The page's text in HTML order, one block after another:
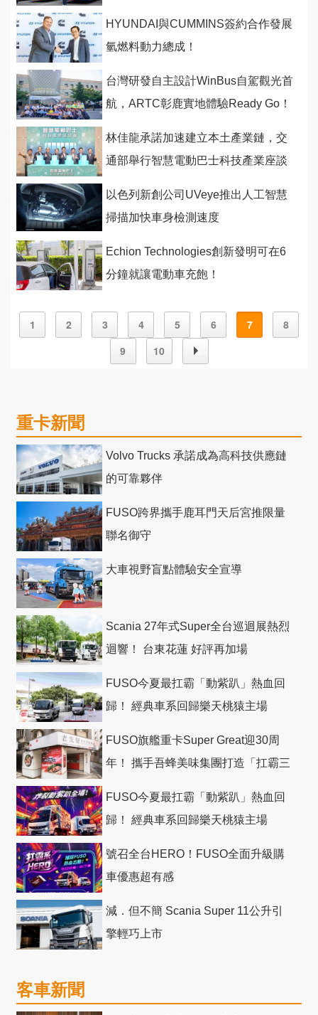
HYUNDAI與CUMMINS簽約合作發展
氫燃料動力總成！
台灣研發自主設計WinBus自駕觀光首
航，ARTC彰鹿實地體驗Ready Go！
林佳龍承諾加速建立本土產業鏈，交
通部舉行智慧電動巴士科技產業座談
以色列新創公司UVeye推出人工智慧
掃描加快車身檢測速度
Echion Technologies創新發明可在6
分鐘就讓電動車充飽！
1 2 3 4 5 6 7
8
9
10
重卡新聞
Volvo Trucks 承諾成為高科技供應鏈
的可靠夥伴
FUSO跨界攜手鹿耳門天后宮推限量
聯名御守
大車視野盲點體驗安全宣導
Scania 27年式Super全台巡迴展熱烈
迴響！ 台東花蓮 好評再加場
FUSO今夏最扛霸「動紫趴」熱血回
歸！ 經典車系回歸樂天桃猿主場
FUSO旗艦重卡Super Great迎30周
年！ 攜手吾蜂美味集團打造「扛霸三
FUSO今夏最扛霸「動紫趴」熱血回
歸！ 經典車系回歸樂天桃猿主場
號召全台HERO！FUSO全面升級購
車優惠超有感
減．但不簡 Scania Super 11公升引
擎輕巧上市
客車新聞